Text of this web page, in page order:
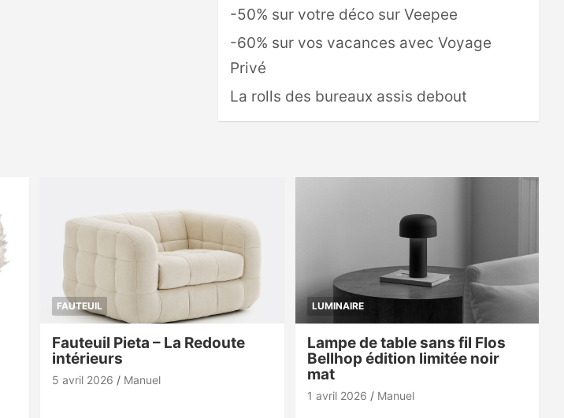
-50% sur votre déco sur Veepee
-60% sur vos vacances avec Voyage
Privé
La rolls des bureaux assis debout
FAUTEUIL
Fauteuil Pieta – La Redoute
intérieurs
5 avril 2026 Manuel
LUMINAIRE
Lampe de table sans fil Flos
Bellhop édition limitée noir
mat
1 avril 2026 Manuel